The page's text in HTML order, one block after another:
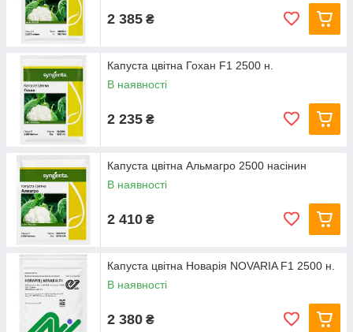
2 385 ₴
Капуста цвітна Гохан F1 2500 н.
В наявності
2 235 ₴
Капуста цвітна Альмагро 2500 насінин
В наявності
2 410 ₴
Капуста цвітна Новарія NOVARIA F1 2500 н.
В наявності
2 380 ₴